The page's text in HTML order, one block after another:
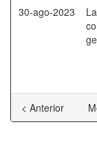
30-ago-2023
< Anterior